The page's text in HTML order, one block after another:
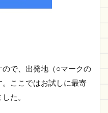
で、出発地（○マークの
ここではお試しに最寄
た。